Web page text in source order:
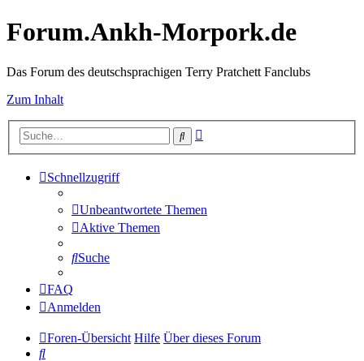
Forum.Ankh-Morpork.de
Das Forum des deutschsprachigen Terry Pratchett Fanclubs
Zum Inhalt
Suche
Schnellzugriff
Unbeantwortete Themen
Aktive Themen
Suche
FAQ
Anmelden
Foren-Übersicht Hilfe Über dieses Forum
Suche